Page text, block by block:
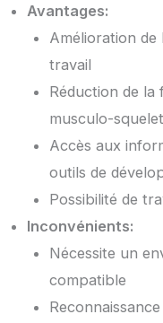
Avantages:
Amélioration
travail
Réduction de
musculo-
Accès aux
outils de
Possibilité de
Inconvénients:
Nécessite un
compatible